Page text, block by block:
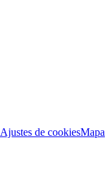
Ajustes de cookiesMapa